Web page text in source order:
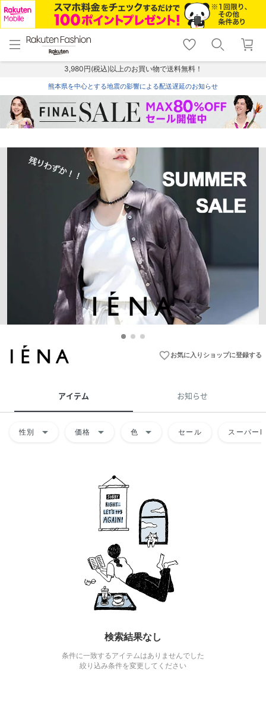
menu home
トップ
shopping_cart lock_outline
ログイン
3,980円(税込)以上のお買い物で送料無料！
熊本県を中心とする地震の影響による配送遅延のお知らせ
favorite_borderお気に入りショップに登録する
アイテム お知らせ
性別 arrow_drop_down 価格 arrow_drop_down 色 arrow_drop_down セール スーパー
検索結果なし
条件に一致するアイテムはありませんでした
絞り込み条件を変更してください